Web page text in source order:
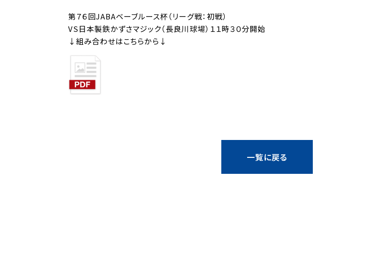
第７６回JABAベーブルース杯（リーグ戦：初戦）
VS日本製鉄かずさマジック（長良川球場）１１時３０分開始
↓組み合わせはこちらから↓
一覧に戻る